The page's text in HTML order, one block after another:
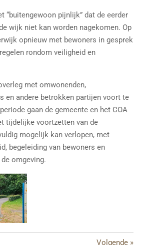
“buitengewoon pijnlijk” dat de eerder
wijk niet kan worden nagekomen. Op
opnieuw met bewoners in gesprek
rondom veiligheid en
met omwonenden,
en andere betrokken partijen voort te
gaan de gemeente en het COA
tijdelijke voortzetten van de
mogelijk kan verlopen, met
begeleiding van bewoners en
omgeving.
Volgende »